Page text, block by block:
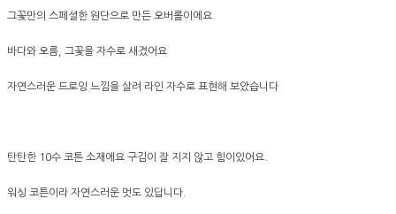
그꽃만의 스페셜한 원단으로 만든 오버롤이에요.
바다와 오름, 그꽃을 자수로 새겼어요
자연스러운 드로잉 느낌을 살려 라인 자수로 표현해 보았습니다
탄탄한 10수 코튼 소재에요 구김이 잘 지지 않고 힘이있어요.
워싱 코튼이라 자연스러운 멋도 있답니다.